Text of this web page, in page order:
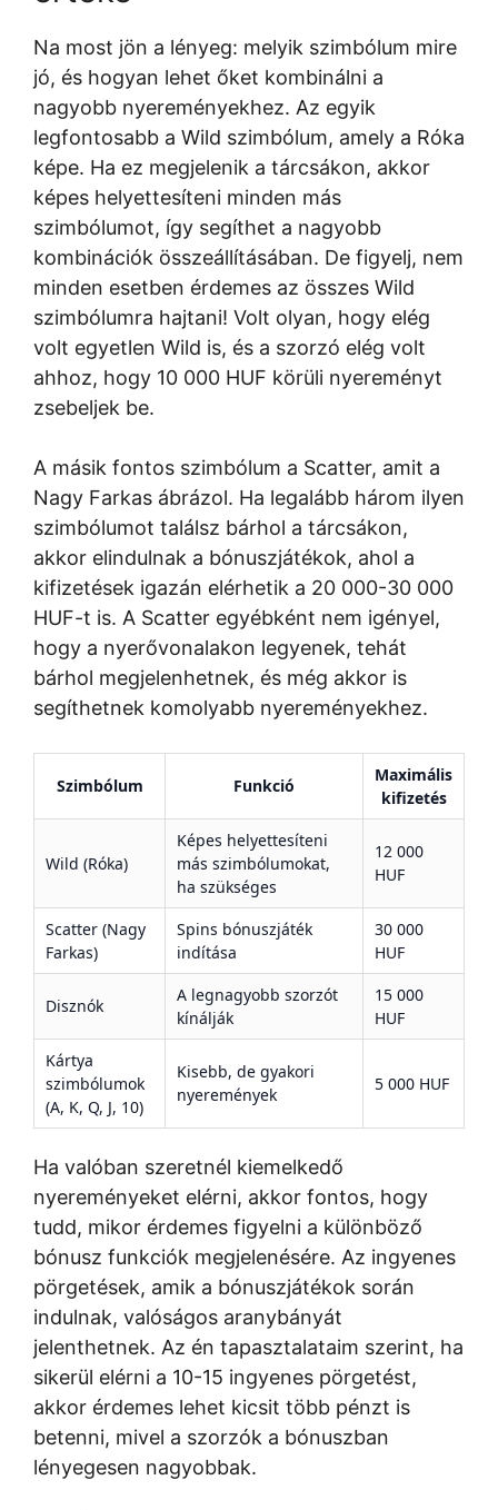
Na most jön a lényeg: melyik szimbólum mire
jó, és hogyan lehet őket kombinálni a
nagyobb nyereményekhez. Az egyik
legfontosabb a Wild szimbólum, amely a Róka
képe. Ha ez megjelenik a tárcsákon, akkor
képes helyettesíteni minden más
szimbólumot, így segíthet a nagyobb
kombinációk összeállításában. De figyelj, nem
minden esetben érdemes az összes Wild
szimbólumra hajtani! Volt olyan, hogy elég
volt egyetlen Wild is, és a szorzó elég volt
ahhoz, hogy 10 000 HUF körüli nyereményt
zsebeljek be.
A másik fontos szimbólum a Scatter, amit a
Nagy Farkas ábrázol. Ha legalább három ilyen
szimbólumot találsz bárhol a tárcsákon,
akkor elindulnak a bónuszjátékok, ahol a
kifizetések igazán elérhetik a 20 000-30 000
HUF-t is. A Scatter egyébként nem igényel,
hogy a nyerővonalakon legyenek, tehát
bárhol megjelenhetnek, és még akkor is
segíthetnek komolyabb nyereményekhez.
Szimbólum Funkció
Maximális
kifizetés
Wild (Róka)
Képes helyettesíteni
más szimbólumokat,
ha szükséges
12 000
HUF
Scatter (Nagy
Farkas)
Spins bónuszjáték
indítása
30 000
HUF
Disznók
A legnagyobb szorzót
kínálják
15 000
HUF
Kártya
szimbólumok
(A, K, Q, J, 10)
Kisebb, de gyakori
nyeremények
5 000 HUF
Ha valóban szeretnél kiemelkedő
nyereményeket elérni, akkor fontos, hogy
tudd, mikor érdemes figyelni a különböző
bónusz funkciók megjelenésére. Az ingyenes
pörgetések, amik a bónuszjátékok során
indulnak, valóságos aranybányát
jelenthetnek. Az én tapasztalataim szerint, ha
sikerül elérni a 10-15 ingyenes pörgetést,
akkor érdemes lehet kicsit több pénzt is
betenni, mivel a szorzók a bónuszban
lényegesen nagyobbak.